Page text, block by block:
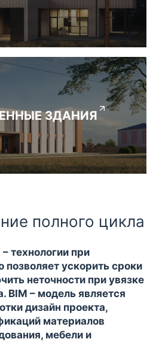
ЗДАНИЯ
полного цикла
технологии при
позволяет ускорить сроки
неточности при увязке
BIM – модель является
дизайн проекта,
материалов
мебели и